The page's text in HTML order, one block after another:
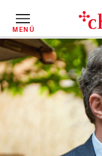
InhaltMENÜ